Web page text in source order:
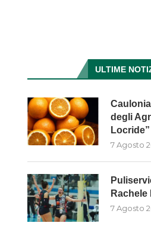
ULTIME
degli
Locride”
7 Agosto
Rachele
7 Agosto